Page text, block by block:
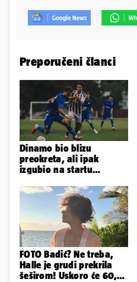
Preporučeni članci
Dinamo bio blizu
preokreta, ali ipak
izgubio na startu
FOTO Badić? Ne treba,
Halle je grudi prekrila
šeširom! Uskoro će 60,